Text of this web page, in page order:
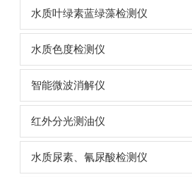
水质叶绿素蓝绿藻检测仪
水质色度检测仪
智能微波消解仪
红外分光测油仪
水质尿素、氰尿酸检测仪